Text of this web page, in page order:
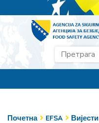
Почетна EFSA Вијести